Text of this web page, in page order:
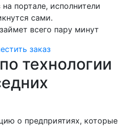
на портале, исполнители
сами.
всего пару минут
заказ
технологии
о предприятиях, которые